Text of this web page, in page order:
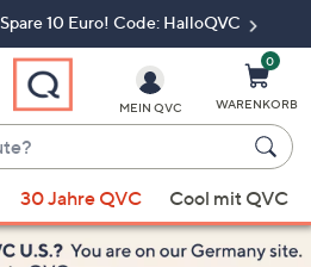
10 Euro! Code: HalloQVC
MEIN QVC
0
WARENKORB
30 Jahre QVC Cool mit QVC